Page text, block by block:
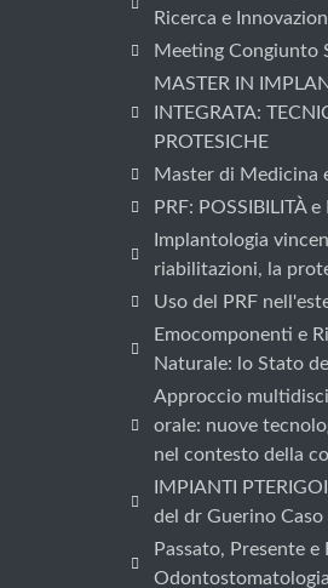
Ricerca e
Meeting Congiunto
MASTER IN
INTEGRATA:
PROTESICHE
Master di Medicina
PRF: POSSIBILITÀ
Implantologia
riabilitazioni, la
Uso del PRF
Emocomponenti e
Naturale: lo Stato
Approccio
orale: nuove
nel contesto della
IMPIANTI
del dr Guerino Caso
Passato, Presente e
Odontostomatologia